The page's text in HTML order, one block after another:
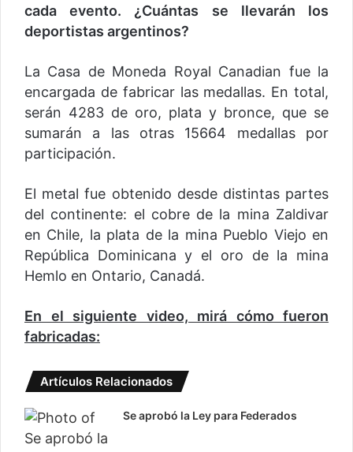
cada evento. ¿Cuántas se llevarán los
deportistas argentinos?
La Casa de Moneda Royal Canadian fue la
encargada de fabricar las medallas. En total,
serán 4283 de oro, plata y bronce, que se
sumarán a las otras 15664 medallas por
participación.
El metal fue obtenido desde distintas partes
del continente: el cobre de la mina Zaldivar
en Chile, la plata de la mina Pueblo Viejo en
República Dominicana y el oro de la mina
Hemlo en Ontario, Canadá.
En el siguiente video, mirá cómo fueron
fabricadas:
Artículos Relacionados
Se aprobó la Ley para Federados